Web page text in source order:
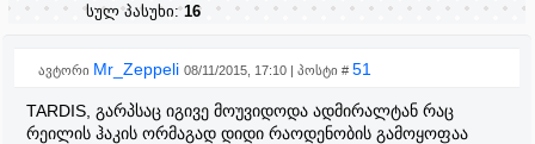
სულ პასუხი:16
ავტორი Mr_Zeppeli 08/11/2015, 17:10 | პოსტი # 51
TARDIS, გარპსაც იგივე მოუვიდოდა ადმირალტან რაც
რეილის ჰაკის ორმაგად დიდი რაოდენობის გამოყოფაა